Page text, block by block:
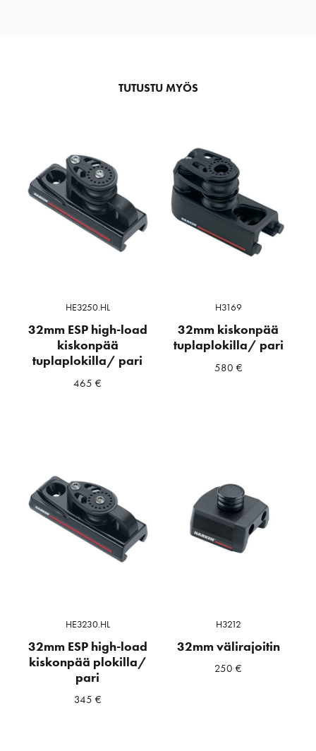
TUTUSTU MYÖS
HE3250.HL
32mm ESP high-load
kiskonpää
tuplaplokilla/ pari
465€
H3169
32mm kiskonpää
tuplaplokilla/ pari
580 €
HE3230.HL
32mm ESP high-load
kiskonpää plokilla/
pari
345 €
H3212
32mm välirajoitin
250€